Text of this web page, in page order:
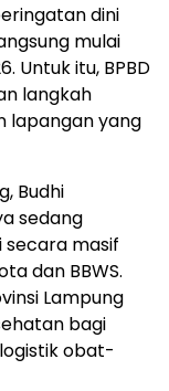
dini
mulai
Untuk itu, BPBD
langkah
lapangan yang
Budhi
sedang
secara masif
dan BBWS.
Lampung
bagi
obat-